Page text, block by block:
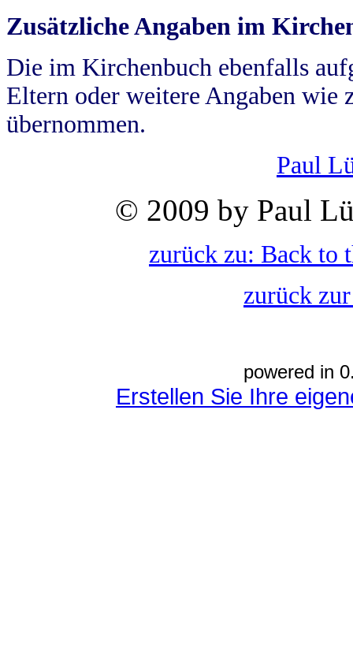
Zusätzliche Angaben im
Die im Kirchenbuch ebenfalls
Eltern oder weitere Angaben wie
übernommen.
Paul
© 2009 by Paul
zurück zu: Back to
zurück
powered in
Erstellen Sie Ihre